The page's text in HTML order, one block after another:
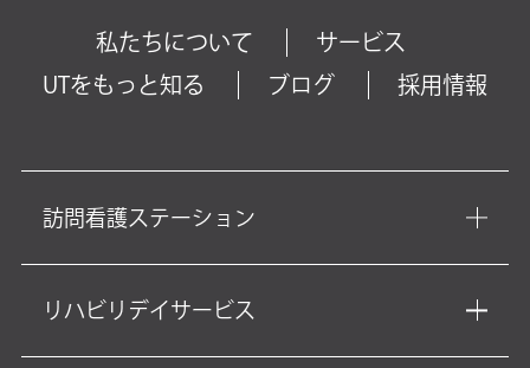
私たちについて
サービス
UTをもっと知る
ブログ 採用情報
訪問看護ステーション
リハビリデイサービス